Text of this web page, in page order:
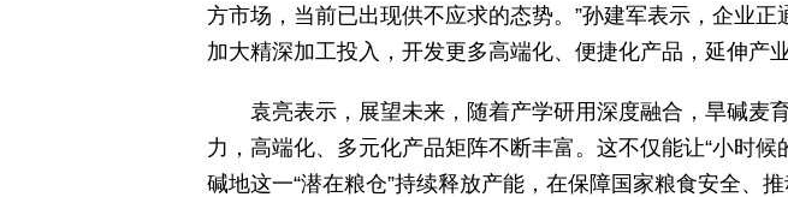
方市场，当前已出现供不应求的态势。”孙建军表示，企业
加大精深加工投入，开发更多高端化、便捷化产品，延伸产
袁亮表示，展望未来，随着产学研用深度融合，旱碱麦
力，高端化、多元化产品矩阵不断丰富。这不仅能让“小时
碱地这一“潜在粮仓”持续释放产能，在保障国家粮食安全、